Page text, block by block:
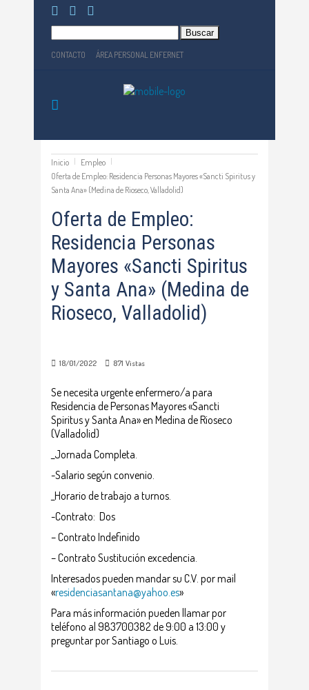
CONTACTO ÁREA PERSONAL ENFERNET
Inicio
Empleo
Oferta de Empleo: Residencia Personas Mayores «Sancti Spiritus y
Santa Ana» (Medina de Rioseco, Valladolid)
Oferta de Empleo:
Residencia Personas
Mayores «Sancti Spiritus
y Santa Ana» (Medina de
Rioseco, Valladolid)
18/01/2022 871 Vistas
Se necesita urgente enfermero/a para
Residencia de Personas Mayores «Sancti
Spiritus y Santa Ana» en Medina de Rioseco
(Valladolid)
_Jornada Completa.
-Salario según convenio.
_Horario de trabajo a turnos.
-Contrato: Dos
– Contrato Indefinido
– Contrato Sustitución excedencia.
Interesados pueden mandar su C.V. por mail
«residenciasantana@yahoo.es»
Para más información pueden llamar por
teléfono al 983700382 de 9:00 a 13:00 y
preguntar por Santiago o Luis.